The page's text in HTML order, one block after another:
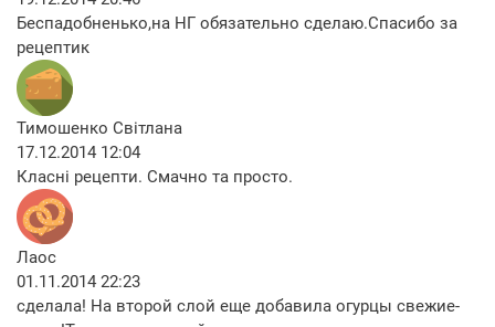
Беспадобненько,на НГ обязательно сделаю.Спасибо за
рецептик
Тимошенко Світлана
17.12.2014 12:04
Класні рецепти. Смачно та просто.
Лаос
01.11.2014 22:23
сделала! На второй слой еще добавила огурцы свежие-